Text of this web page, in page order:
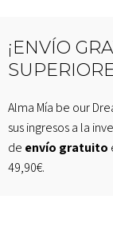
¡ENVÍO
Alma Mía be our
sus ingresos a la
de envío gratuito
49,90€.